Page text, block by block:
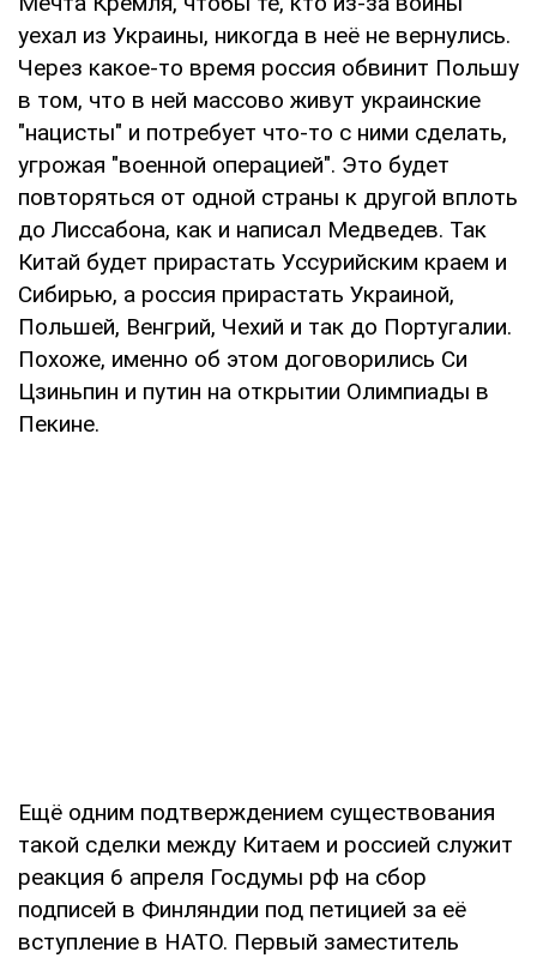
уехал из Украины, никогда в неё не вернулись.
Через какое-то время россия обвинит Польшу
в том, что в ней массово живут украинские
"нацисты" и потребует что-то с ними сделать,
угрожая "военной операцией". Это будет
повторяться от одной страны к другой вплоть
до Лиссабона, как и написал Медведев. Так
Китай будет прирастать Уссурийским краем и
Сибирью, а россия прирастать Украиной,
Польшей, Венгрий, Чехий и так до Португалии.
Похоже, именно об этом договорились Си
Цзиньпин и путин на открытии Олимпиады в
Пекине.
Ещё одним подтверждением существования
такой сделки между Китаем и россией служит
реакция 6 апреля Госдумы рф на сбор
подписей в Финляндии под петицией за её
вступление в НАТО. Первый заместитель